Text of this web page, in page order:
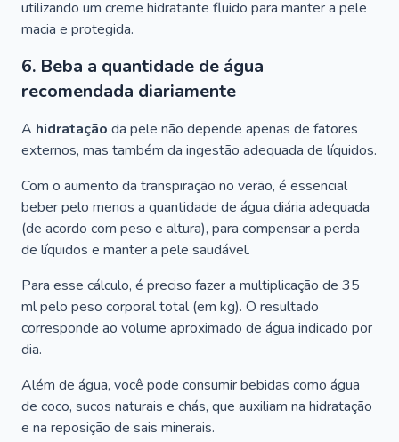
utilizando um creme hidratante fluido para manter a pele
macia e protegida.
6. Beba a quantidade de água
recomendada diariamente
A hidratação da pele não depende apenas de fatores
externos, mas também da ingestão adequada de líquidos.
Com o aumento da transpiração no verão, é essencial
beber pelo menos a quantidade de água diária adequada
(de acordo com peso e altura), para compensar a perda
de líquidos e manter a pele saudável.
Para esse cálculo, é preciso fazer a multiplicação de 35
ml pelo peso corporal total (em kg). O resultado
corresponde ao volume aproximado de água indicado por
dia.
Além de água, você pode consumir bebidas como água
de coco, sucos naturais e chás, que auxiliam na hidratação
e na reposição de sais minerais.